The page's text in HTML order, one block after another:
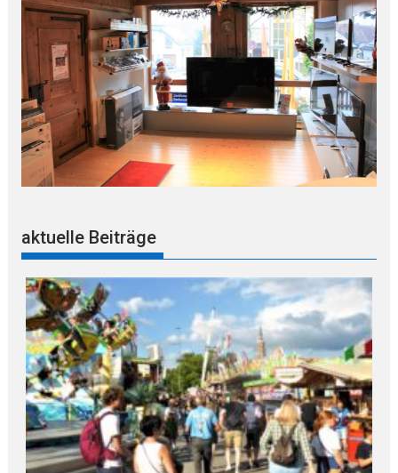
aktuelle Beiträge